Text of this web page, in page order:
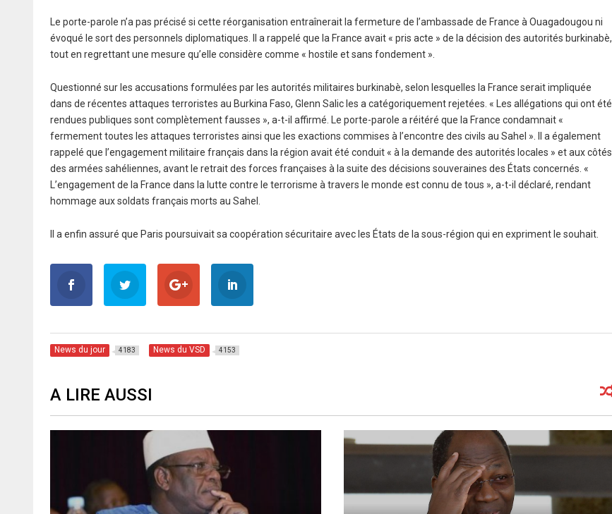
Le porte-parole n’a pas précisé si cette réorganisation entraînerait la fermeture de l’ambassade de France à Ouagadougou ni
évoqué le sort des personnels diplomatiques. Il a rappelé que la France avait « pris acte » de la décision des autorités burkinabè,
tout en regrettant une mesure qu’elle considère comme « hostile et sans fondement ».
Questionné sur les accusations formulées par les autorités militaires burkinabè, selon lesquelles la France serait impliquée
dans de récentes attaques terroristes au Burkina Faso, Glenn Salic les a catégoriquement rejetées. « Les allégations qui ont été
rendues publiques sont complètement fausses », a-t-il affirmé. Le porte-parole a réitéré que la France condamnait «
fermement toutes les attaques terroristes ainsi que les exactions commises à l’encontre des civils au Sahel ». Il a également
rappelé que l’engagement militaire français dans la région avait été conduit « à la demande des autorités locales » et aux côtés
des armées sahéliennes, avant le retrait des forces françaises à la suite des décisions souveraines des États concernés. «
L’engagement de la France dans la lutte contre le terrorisme à travers le monde est connu de tous », a-t-il déclaré, rendant
hommage aux soldats français morts au Sahel.
Il a enfin assuré que Paris poursuivait sa coopération sécuritaire avec les États de la sous-région qui en expriment le souhait.
News du jour 4183 News du VSD 4153
A LIRE AUSSI